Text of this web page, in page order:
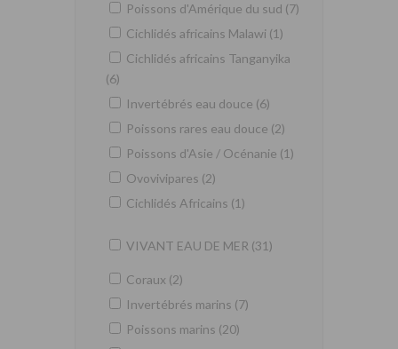
Poissons d'Amérique du sud (7)
Cichlidés africains Malawi (1)
Cichlidés africains Tanganyika
(6)
Invertébrés eau douce (6)
Poissons rares eau douce (2)
Poissons d'Asie / Océnanie (1)
Ovovivipares (2)
Cichlidés Africains (1)
VIVANT EAU DE MER (31)
Coraux (2)
Invertébrés marins (7)
Poissons marins (20)